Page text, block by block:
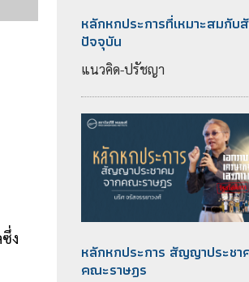
ง
หลักหกประการที่เหมาะสมกับ
ปัจจุบัน
แนวคิด-ปรัชญา
หลักหกประการ สัญญาประชา
คณะราษฎร